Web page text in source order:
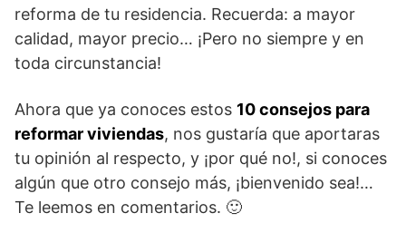
reforma de tu residencia. Recuerda: a mayor
calidad, mayor precio… ¡Pero no siempre y en
toda circunstancia!
Ahora que ya conoces estos 10 consejos para
reformar viviendas, nos gustaría que aportaras
tu opinión al respecto, y ¡por qué no!, si conoces
algún que otro consejo más, ¡bienvenido sea!…
Te leemos en comentarios. 🙂